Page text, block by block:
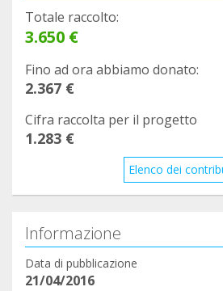
Josephine:
https://www.facebook.com/
76/
Totale raccolto:
3.650 €
Fino ad ora abbiamo donato:
2.367 €
Cifra raccolta per il progetto
1.283 €
Elenco dei
Informazione
Data di pubblicazione
21/04/2016